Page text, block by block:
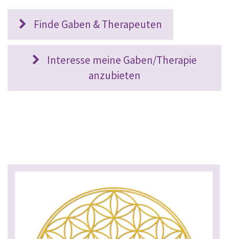
Finde Gaben & Therapeuten
Interesse meine Gaben/Therapie
anzubieten